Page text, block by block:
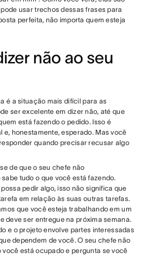
usar trechos dessas frases para
perfeita, não importa quem esteja
não ao seu
é a situação mais difícil para as
ser excelente em dizer não, até que
está fazendo o pedido. Isso é
e, honestamente, esperado. Mas você
quando precisar recusar algo
de que o seu chefe não
tudo o que você está fazendo.
pedir algo, isso não significa que
em relação às suas outras tarefas.
que você esteja trabalhando em um
deve ser entregue na próxima semana.
e o projeto envolve partes interessadas
dependem de você. O seu chefe não
você está ocupado e pergunta se você